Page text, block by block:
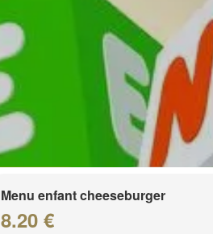
Menu enfant cheeseburger
8.20 €